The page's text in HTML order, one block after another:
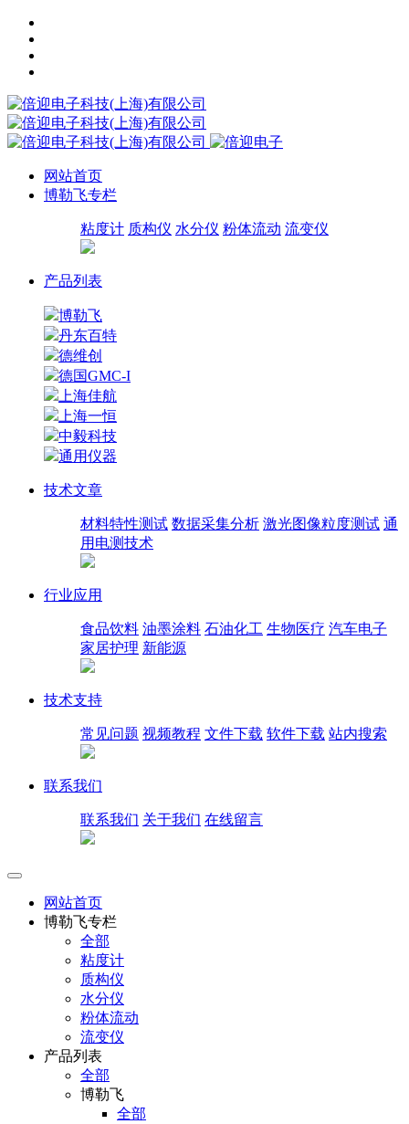
网站首页
博勒飞专栏
粘度计 质构仪 水分仪 粉体流动 流变仪
产品列表
博勒飞
丹东百特
德维创
德国GMC-I
上海佳航
上海一恒
中毅科技
通用仪器
技术文章
材料特性测试 数据采集分析 激光图像粒度测试 通
用电测技术
行业应用
食品饮料 油墨涂料 石油化工 生物医疗 汽车电子
家居护理 新能源
技术支持
常见问题 视频教程 文件下载 软件下载 站内搜索
联系我们
联系我们 关于我们 在线留言
网站首页
博勒飞专栏
全部
粘度计
质构仪
水分仪
粉体流动
流变仪
产品列表
全部
博勒飞
全部